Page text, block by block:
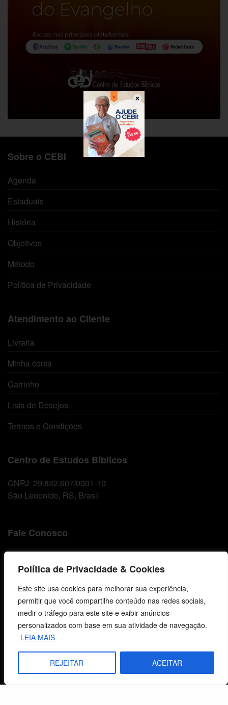
Política de Privacidade & Cookies
Este site usa cookies para melhorar sua experiência,
permitir que você compartilhe conteúdo nas redes sociais,
medir o tráfego para este site e exibir anúncios
personalizados com base em sua atividade de navegação.
LEIA MAIS
REJEITAR ACEITAR
Sobre o CEBI
Agenda
Estaduais
História
Objetivos
Método
Política de Privacidade
Atendimento ao Cliente
Livraria
Minha conta
Carrinho
Lista de Desejos
Termos e Condições
Centro de Estudos Bíblicos
CNPJ: 29.832.607/0001-10
São Leopoldo, RS, Brasil
Fale Conosco
vendas@cebi.org.br
WhatsApp / Vendas
+55 (51) 99734-4518
WhatsApp / Comunicação